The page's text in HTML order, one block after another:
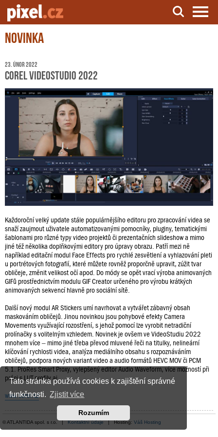
Tato stránka používá cookies k zajištění správné
funkčnosti. Zjistit více
Rozumím
Server o natáčení a zpracování videa
Novinka
23. únor 2022
Corel VideoStudio 2022
Každoroční velký update stále populárnějšího editoru pro zpracování videa se
snaží zaujmout uživatele automatizovanými pomocníky, pluginy, tematickými
šablonami pro různé typy video projektů či prezentačních slideshow a mimo
jiné též několika doplňkovými editory pro úpravy obrazu. Patří mezi ně
například editační modul Face Effects pro rychlé zesvětlení a vyhlazování pleti
u portrétových fotografií, které můžete rovněž proporčně upravit, zúžit tvar
obličeje, změnit velikost očí apod. Do módy se opět vrací výroba animovaných
GIFů prostřednictvím modulu GIF Creator určeného pro výrobu krátkých
animovaných sekvencí hlavně pro sociální sítě.
Další nový modul AR Stickers umí navrhovat a vytvářet zábavný obsah
maskováním obličejů. Jinou novinkou jsou pohybové efekty Camera
Movements využívající rozostření, s jehož pomocí lze vyrobit netradiční
prolínačky s volitelným vzhledem. Novinek je ovšem ve VideoStudiu 2022
mnohem více – mimo jiné třeba převod mluvené řeči na titulky, nelineární
klíčování rychlosti videa, analýza mediálního obsahu s rozpoznáváním
obličejů, podpora nových variant video a audio formátů HEVC MOV či PCM
5.1. ProRes Smart Proxy, vylepšený editor Audio Waveform, více možností při
práci s LUT profily aj.
www.corel.cz
© ATLANTIDA spol. s r.o. |Kontaktní údaje| Hosting: Váš Hosting